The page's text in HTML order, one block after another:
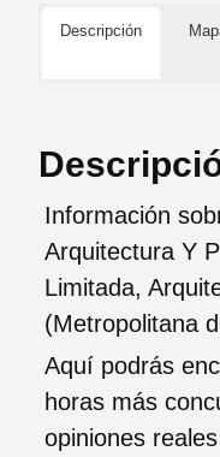
Descripción
Información
Arquitectura Y
Limitada,
(Metropolitana
Aquí podrás
horas más
opiniones